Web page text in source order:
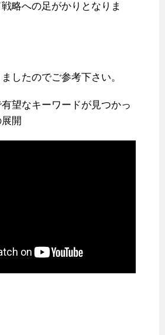
略への足がかりとなりま
したのでご参考下さい。
望なキーワードが見つかっ
開